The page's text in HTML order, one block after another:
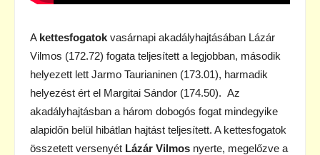
A kettesfogatok vasárnapi akadályhajtásában Lázár
Vilmos (172.72) fogata teljesített a legjobban, második
helyezett lett Jarmo Taurianinen (173.01), harmadik
helyezést ért el Margitai Sándor (174.50). Az
akadályhajtásban a három dobogós fogat mindegyike
alapidőn belül hibátlan hajtást teljesített. A kettesfogatok
összetett versenyét Lázár Vilmos nyerte, megelőzve a